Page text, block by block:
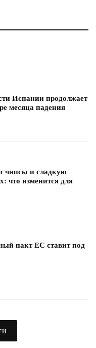
Испании продолжает
месяца падения
чипсы и сладкую
что изменится для
пакт ЕС ставит под